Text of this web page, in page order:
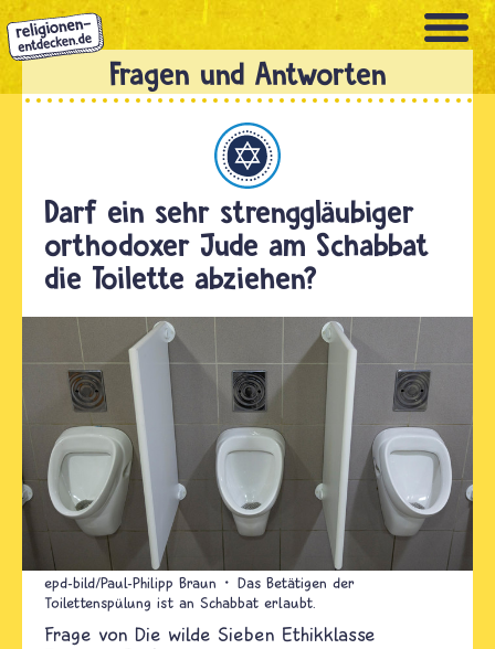
Direkt
zum
Inhalt
Darf ein sehr strenggläubiger
orthodoxer Jude am Schabbat
die Toilette abziehen?
epd-bild/Paul-Philipp Braun
Das Betätigen der
Toilettenspülung ist an Schabbat erlaubt.
Die wilde Sieben Ethikklasse